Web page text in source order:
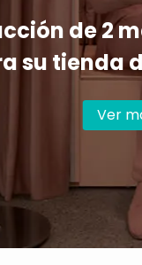
de 2
su tienda
Ver